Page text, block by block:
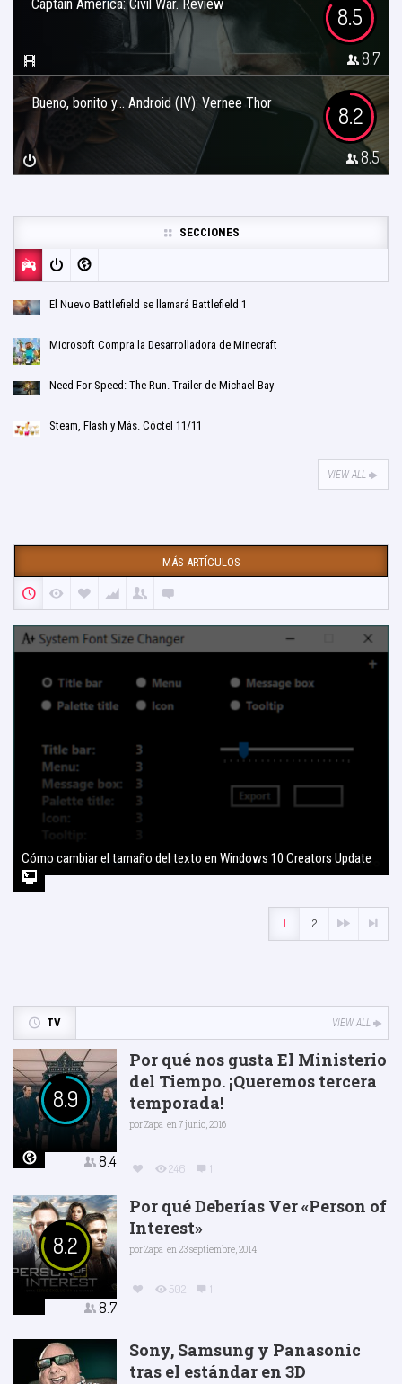
Captain America: Civil War. Review 8.5
8.7
Bueno, bonito y… Android (IV): Vernee Thor 8.2
8.5
SECCIONES
El Nuevo Battlefield se llamará Battlefield 1
Microsoft Compra la Desarrolladora de Minecraft
Need For Speed: The Run. Trailer de Michael Bay
Steam, Flash y Más. Cóctel 11/11
VIEW ALL
MÁS ARTÍCULOS
Cómo cambiar el tamaño del texto en Windows 10 Creators Update
1 2
TV VIEW ALL
8.9
8.4
Por qué nos gusta El Ministerio
del Tiempo. ¡Queremos tercera
temporada!
porZapa en 7 junio, 2016
246 1
8.2
8.7
Por qué Deberías Ver «Person of
Interest»
porZapa en 23 septiembre, 2014
502 1
Sony, Samsung y Panasonic
tras el estándar en 3D